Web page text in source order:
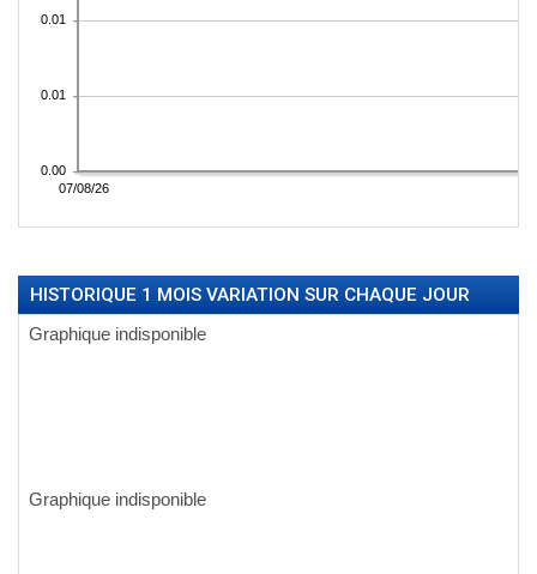
HISTORIQUE 1 MOIS VARIATION SUR CHAQUE JOUR